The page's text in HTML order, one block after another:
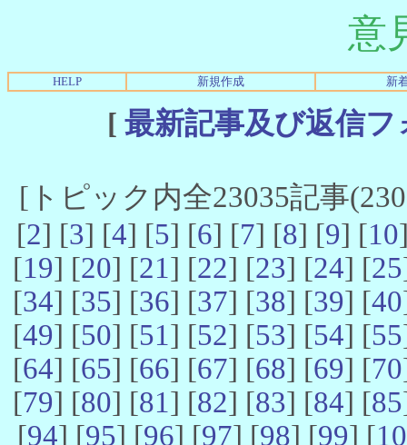
意
HELP 新規作成 新
[ 最新記事及び返信
[トピック内全23035記事
[2] [3] [4] [5] [6] [7] [8] [9] [10
[19] [20] [21] [22] [23] [24] [25
[34] [35] [36] [37] [38] [39] [40
[49] [50] [51] [52] [53] [54] [55
[64] [65] [66] [67] [68] [69] [70
[79] [80] [81] [82] [83] [84] [85
[94] [95] [96] [97] [98] [99] [